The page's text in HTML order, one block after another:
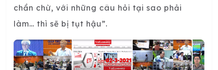
chần chừ, với những câu hỏi tại sao phải
làm… thì sẽ bị tụt hậu”.